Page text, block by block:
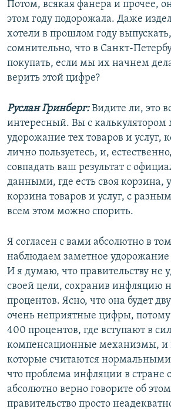
Потом, всякая фанера и прочее,
этом году подорожала. Даже
хотели в прошлом году
сомнительно, что в Санкт-
покупать, если мы их начнем
верить этой цифре?
Руслан Гринберг:Видите ли, это
интересный. Вы с калькулятором
удорожание тех товаров и
лично пользуетесь, и,
совпадать ваш результат с
данными, где есть своя корзина,
корзина товаров и услуг, с
всем этом можно спорить.
Я согласен с вами абсолютно в
наблюдаем заметное удорожание
И я думаю, что правительству не
своей цели, сохранив инфляцию
процентов. Ясно, что она будет
очень неприятные цифры, потому
400 процентов, где вступают в
компенсационные механизмы, и
которые считаются
что проблема инфляции в стране
абсолютно верно говорите об
правительство просто